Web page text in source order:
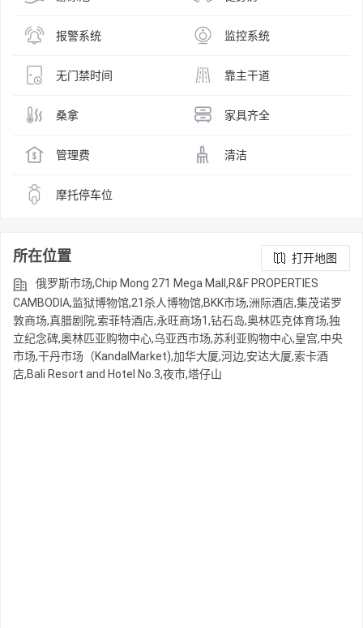
报警系统 监控系统
无门禁时间 靠主干道
桑拿 家具齐全
管理费 清洁
摩托停车位
所在位置
打开地图
俄罗斯市场,Chip Mong 271 Mega Mall,R&F PROPERTIES
CAMBODIA,监狱博物馆,21杀人博物馆,BKK市场,洲际酒店,集茂诺罗
敦商场,真腊剧院,索菲特酒店,永旺商场1,钻石岛,奥林匹克体育场,独
立纪念碑,奥林匹亚购物中心,乌亚西市场,苏利亚购物中心,皇宫,中央
市场,干丹市场（KandalMarket),加华大厦,河边,安达大厦,索卡酒
店,Bali Resort and Hotel No.3,夜市,塔仔山